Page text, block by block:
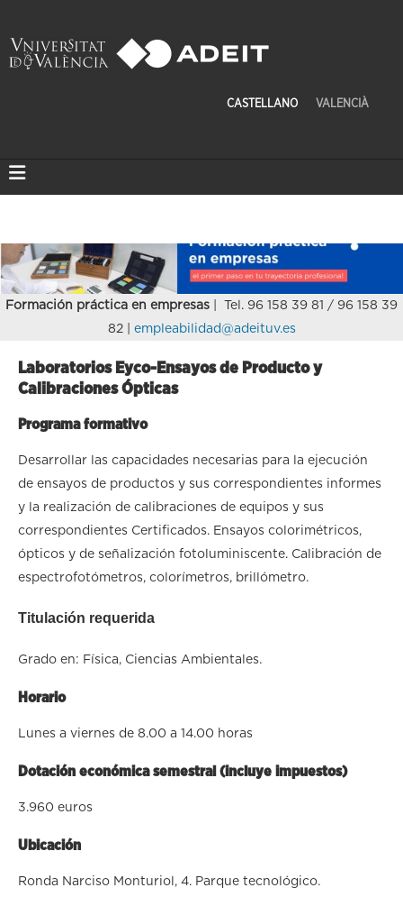
CASTELLANO VALENCIÀ
Formación práctica en empresas
| Tel. 96 158 39 81 / 96 158 39
82 | empleabilidad@adeituv.es
Laboratorios Eyco-Ensayos de Producto y
Calibraciones Ópticas
Programa formativo
Desarrollar las capacidades necesarias para la ejecución
de ensayos de productos y sus correspondientes informes
y la realización de calibraciones de equipos y sus
correspondientes Certificados. Ensayos colorimétricos,
ópticos y de señalización fotoluminiscente. Calibración de
espectrofotómetros, colorímetros, brillómetro.
Titulación requerida
Grado en: Física, Ciencias Ambientales.
Horario
Lunes a viernes de 8.00 a 14.00 horas
Dotación económica semestral (incluye impuestos)
3.960 euros
Ubicación
Ronda Narciso Monturiol, 4. Parque tecnológico.